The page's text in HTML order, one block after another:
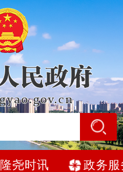
隆尧时讯 政务服